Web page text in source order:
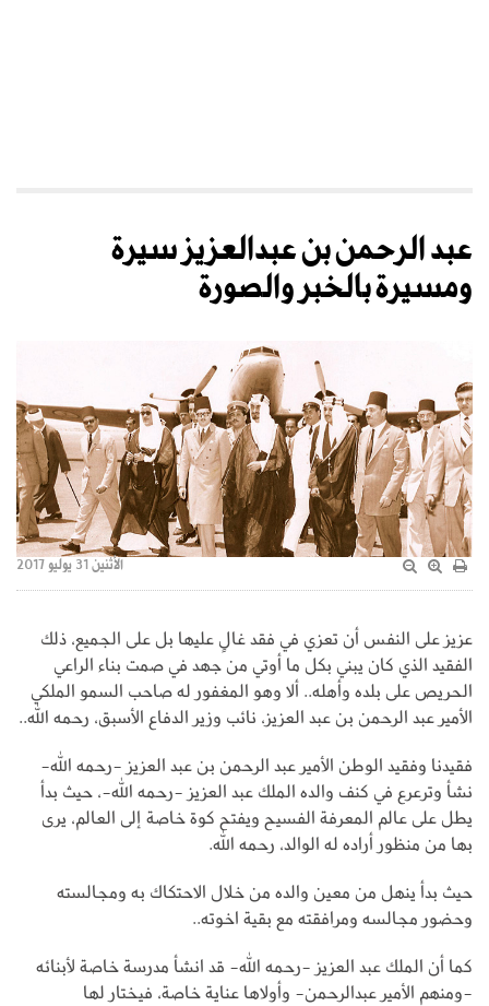
عبد الرحمن بن عبدالعزيز سيرة
ومسيرة بالخبر والصورة
الأثنين 31 يوليو 2017
عزيز على النفس أن تعزي في فقد غالٍ عليها بل على الجميع، ذلك
الفقيد الذي كان يبني بكل ما أوتي من جهد في صمت بناء الراعي
الحريص على بلده وأهله.. ألا وهو المغفور له صاحب السمو الملكي
الأمير عبد الرحمن بن عبد العزيز، نائب وزير الدفاع الأسبق، رحمه الله..
فقيدنا وفقيد الوطن الأمير عبد الرحمن بن عبد العزيز -رحمه الله-
نشأ وترعرع في كنف والده الملك عبد العزيز -رحمه الله-، حيث بدأ
يطل على عالم المعرفة الفسيح ويفتح كوة خاصة إلى العالم، يرى
بها من منظور أراده له الوالد، رحمه الله.
حيث بدأ ينهل من معين والده من خلال الاحتكاك به ومجالسته
وحضور مجالسه ومرافقته مع بقية اخوته..
كما أن الملك عبد العزيز -رحمه الله- قد انشأ مدرسة خاصة لأبنائه
-ومنهم الأمير عبدالرحمن- وأولاها عناية خاصة، فيختار لها